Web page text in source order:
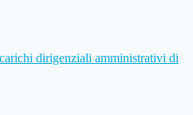
dirigenziali amministrativi di